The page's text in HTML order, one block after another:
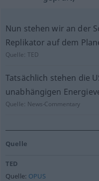
Nun stehen wir an der
Replikator auf dem
Quelle:TED
Tatsächlich stehen die
unabhängigen
Quelle: News-Commentary
Quelle
TED
Quelle: OPUS